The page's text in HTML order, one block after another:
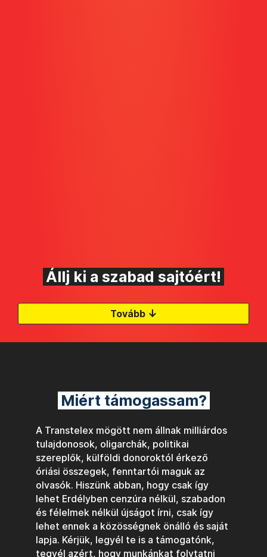
Állj ki a szabad sajtóért!
Tovább ↓
Miért támogassam?
A Transtelex mögött nem állnak milliárdos
tulajdonosok, oligarchák, politikai
szereplők, külföldi donoroktól érkező
óriási összegek, fenntartói maguk az
olvasók. Hiszünk abban, hogy csak így
lehet Erdélyben cenzúra nélkül, szabadon
és félelmek nélkül újságot írni, csak így
lehet ennek a közösségnek önálló és saját
lapja. Kérjük, legyél te is a támogatónk,
tegyél azért, hogy munkánkat folytatni